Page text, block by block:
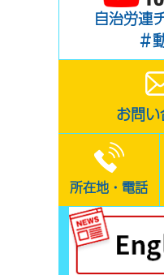
自治労連
＃
お問
所在地・電話